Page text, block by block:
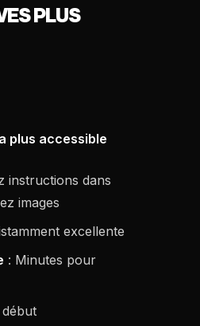
PLUS
plus accessible
instructions dans
images
excellente
: Minutes pour